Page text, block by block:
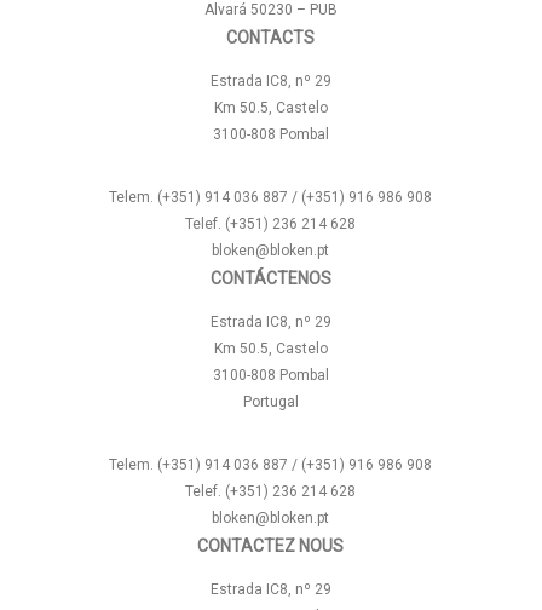
Alvará 50230 – PUB
CONTACTS
Estrada IC8, nº 29
Km 50.5, Castelo
3100-808 Pombal
Telem. (+351) 914 036 887 / (+351) 916 986 908
Telef. (+351) 236 214 628
bloken@bloken.pt
CONTÁCTENOS
Estrada IC8, nº 29
Km 50.5, Castelo
3100-808 Pombal
Portugal
Telem. (+351) 914 036 887 / (+351) 916 986 908
Telef. (+351) 236 214 628
bloken@bloken.pt
CONTACTEZ NOUS
Estrada IC8, nº 29